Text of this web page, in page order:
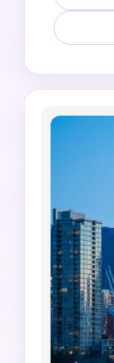
holofotes
de
campo de
mobile
real de